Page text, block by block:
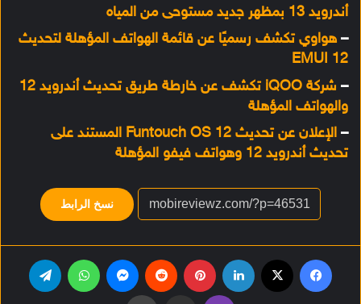
أندرويد 13 بمظهر جديد مستوحى من المياه
– هواوي تكشف رسميًا عن قائمة الهواتف المؤهلة لتحديث
EMUI 12
–
شركة iQOO تكشف عن خارطة طريق تحديث أندرويد 12
والهواتف المؤهلة
–
الإعلان عن تحديث Funtouch OS 12 المستند على
تحديث أندرويد 12 وهواتف فيفو المؤهلة
نسخ الرابط
ڤايبر مشاركة عبر البريد طباعة